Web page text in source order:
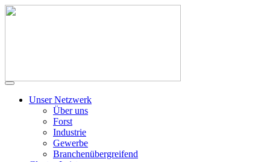
Unser Netzwerk
Über uns
Forst
Industrie
Gewerbe
Branchenübergreifend